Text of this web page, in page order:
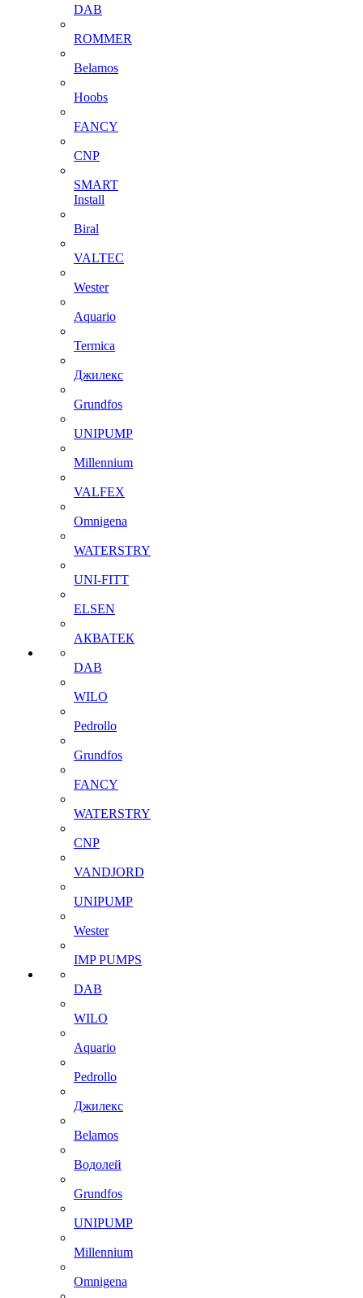
DAB
ROMMER
Belamos
Hoobs
FANCY
CNP
SMART
Install
Biral
VALTEC
Wester
Aquario
Termica
Джилекс
Grundfos
UNIPUMP
Millennium
VALFEX
Omnigena
WATERSTRY
UNI-FITT
ELSEN
АКВАТЕК
DAB
WILO
Pedrollo
Grundfos
FANCY
WATERSTRY
CNP
VANDJORD
UNIPUMP
Wester
IMP PUMPS
DAB
WILO
Aquario
Pedrollo
Джилекс
Belamos
Водолей
Grundfos
UNIPUMP
Millennium
Omnigena